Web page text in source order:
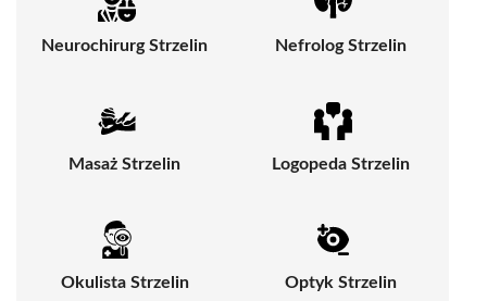
Neurochirurg Strzelin Nefrolog Strzelin
Masaż Strzelin Logopeda Strzelin
Okulista Strzelin Optyk Strzelin